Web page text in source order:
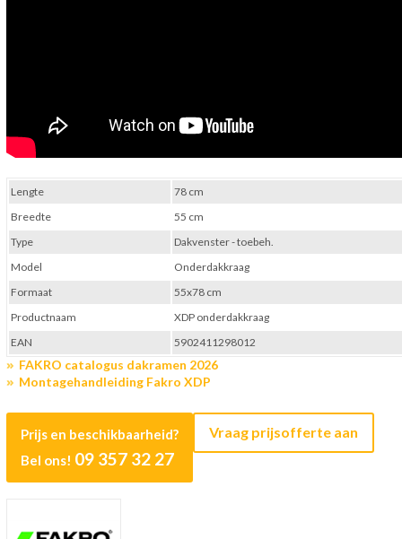
FAKRO catalogus dakramen 2026
Montagehandleiding Fakro XDP
Prijs en beschikbaarheid?
Bel ons! 09 357 32 27
Vraag prijsofferte aan
Lengte
78 cm
Breedte
55 cm
Type
Dakvenster - toebeh.
Model
Onderdakkraag
Formaat
55x78 cm
Productnaam
XDP onderdakkraag
EAN
5902411298012